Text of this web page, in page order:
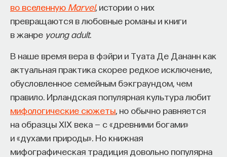
во вселенную Marvel, истории о них
превращаются в любовные романы и книги
в жанре young adult.
В наше время вера в фэйри и Туата Де Дананн как
актуальная практика скорее редкое исключение,
обусловленное семейным бэкграундом, чем
правило. Ирландская популярная культура любит
мифологические сюжеты , но обычно равняется
на образцы XIX века — с «древними богами»
и «духами природы». Но книжная
мифографическая традиция довольно популярна